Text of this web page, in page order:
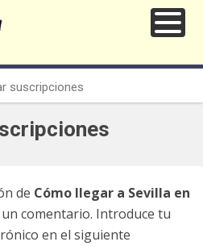
suscripciones
de Cómo llegar a Sevilla en
comentario. Introduce tu
en el siguiente